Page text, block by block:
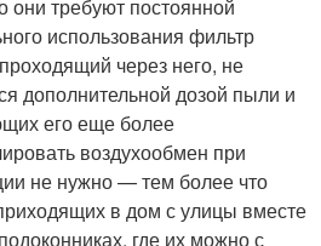
требуют постоянной
использования фильтр
через него, не
дополнительной дозой пыли и
его еще более
воздухообмен при
не нужно — тем более что
в дом с улицы вместе
где их можно с